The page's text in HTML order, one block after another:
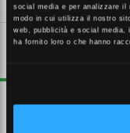
social media e per analizzare il
modo in cui utilizza il nostro
web, pubblicità e social media,
ha fornito loro o che hanno